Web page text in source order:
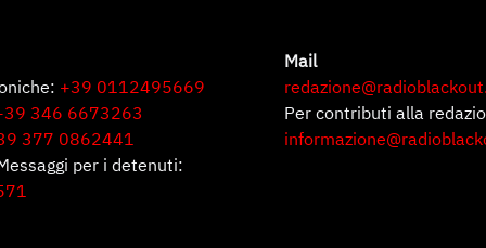
+39 0112495669
346 6673263
377 0862441
per i detenuti:
Mail
Per contributi alla